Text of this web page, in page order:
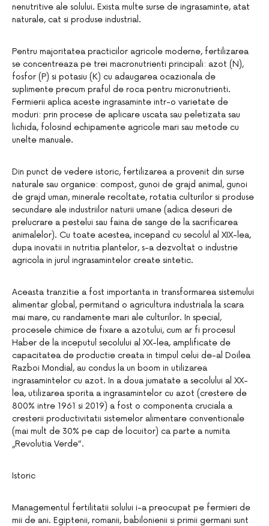
nenutritive ale solului. Exista multe surse de ingrasaminte, atat
naturale, cat si produse industrial.
Pentru majoritatea practicilor agricole moderne, fertilizarea
se concentreaza pe trei macronutrienti principali: azot (N),
fosfor (P) si potasiu (K) cu adaugarea ocazionala de
suplimente precum praful de roca pentru micronutrienti.
Fermierii aplica aceste ingrasaminte intr-o varietate de
moduri: prin procese de aplicare uscata sau peletizata sau
lichida, folosind echipamente agricole mari sau metode cu
unelte manuale.
Din punct de vedere istoric, fertilizarea a provenit din surse
naturale sau organice: compost, gunoi de grajd animal, gunoi
de grajd uman, minerale recoltate, rotatia culturilor si produse
secundare ale industriilor naturii umane (adica deseuri de
prelucrare a pestelui sau faina de sange de la sacrificarea
animalelor). Cu toate acestea, incepand cu secolul al XIX-lea,
dupa inovatii in nutritia plantelor, s-a dezvoltat o industrie
agricola in jurul ingrasamintelor create sintetic.
Aceasta tranzitie a fost importanta in transformarea sistemului
alimentar global, permitand o agricultura industriala la scara
mai mare, cu randamente mari ale culturilor. In special,
procesele chimice de fixare a azotului, cum ar fi procesul
Haber de la inceputul secolului al XX-lea, amplificate de
capacitatea de productie creata in timpul celui de-al Doilea
Razboi Mondial, au condus la un boom in utilizarea
ingrasamintelor cu azot. In a doua jumatate a secolului al XX-
lea, utilizarea sporita a ingrasamintelor cu azot (crestere de
800% intre 1961 si 2019) a fost o componenta cruciala a
cresterii productivitatii sistemelor alimentare conventionale
(mai mult de 30% pe cap de locuitor) ca parte a numita
„Revolutia Verde”.
Istoric
Managementul fertilitatii solului i-a preocupat pe fermieri de
mii de ani. Egiptenii, romanii, babilonienii si primii germani sunt